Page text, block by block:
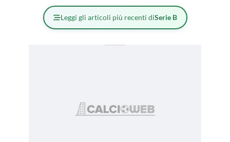
Leggi gli articoli più recenti diSerie B